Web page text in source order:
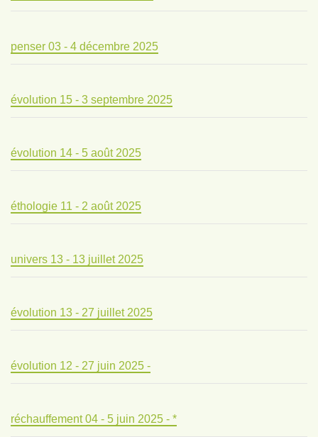
penser 03 - 4 décembre 2025
évolution 15 - 3 septembre 2025
évolution 14 - 5 août 2025
éthologie 11 - 2 août 2025
univers 13 - 13 juillet 2025
évolution 13 - 27 juillet 2025
évolution 12 - 27 juin 2025 -
réchauffement 04 - 5 juin 2025 - *